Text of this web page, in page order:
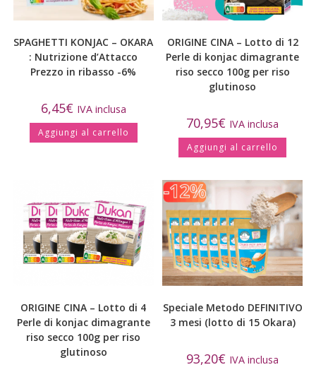
SPAGHETTI KONJAC – OKARA
: Nutrizione d’Attacco
Prezzo in ribasso -6%
6,45€ IVA inclusa
Aggiungi al carrello
ORIGINE CINA – Lotto di 12
Perle di konjac dimagrante
riso secco 100g per riso
glutinoso
70,95€ IVA inclusa
Aggiungi al carrello
ORIGINE CINA – Lotto di 4
Perle di konjac dimagrante
riso secco 100g per riso
glutinoso
Speciale Metodo DEFINITIVO
3 mesi (lotto di 15 Okara)
93,20€ IVA inclusa